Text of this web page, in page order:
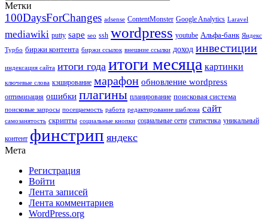
Метки
100DaysForChanges adsense ContentMonster Google Analytics Laravel
mediawiki putty sape seo ssh wordpress youtube Альфа-банк Яндекс
Турбо биржи контента биржи ссылок внешние ссылки доход инвестиции
индексация сайта итоги года итоги месяца картинки
ключевые слова кэширование марафон обновление wordpress
оптимизация ошибки плагины планирование поисковая система
поисковые запросы посещаемость работа редактирование шаблона сайт
самозанятость скрипты социальные кнопки социальные сети статистика уникальный
контент финстрип яндекс
Мета
Регистрация
Войти
Лента записей
Лента комментариев
WordPress.org